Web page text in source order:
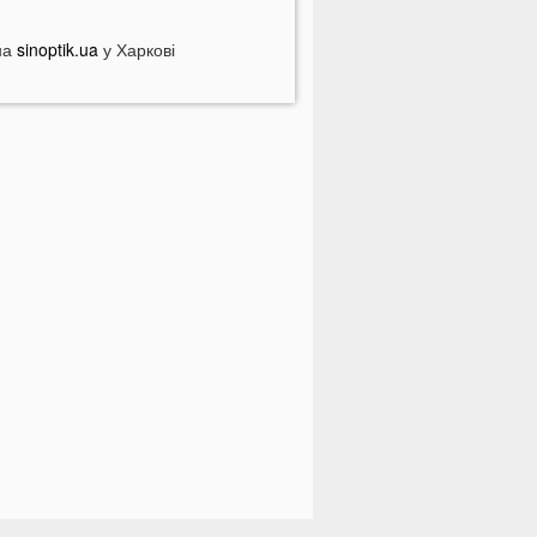
у СЗЧ
лучани продовжують
sinoptik.uaу Харкові